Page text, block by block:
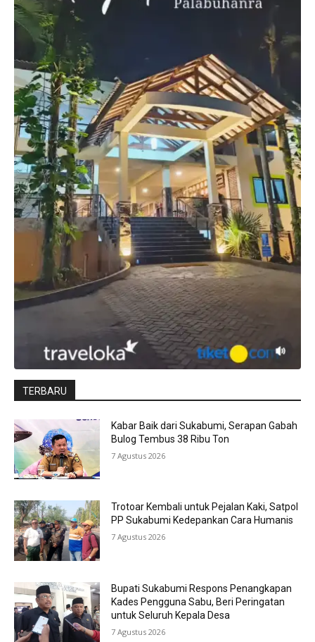
TERBARU
Kabar Baik dari Sukabumi, Serapan Gabah
Bulog Tembus 38 Ribu Ton
7 Agustus 2026
Trotoar Kembali untuk Pejalan Kaki, Satpol
PP Sukabumi Kedepankan Cara Humanis
7 Agustus 2026
Bupati Sukabumi Respons Penangkapan
Kades Pengguna Sabu, Beri Peringatan
untuk Seluruh Kepala Desa
7 Agustus 2026